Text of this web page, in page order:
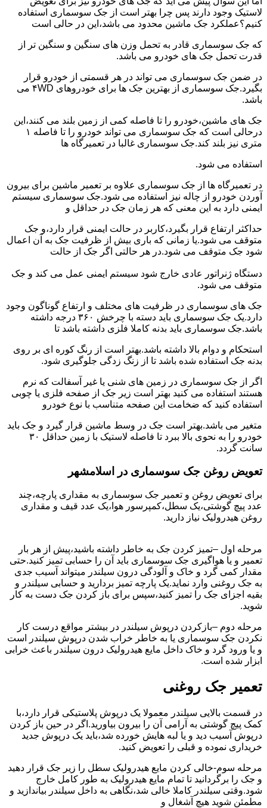
لاستیک وجود دارند پس چرا بهتر است از جک سوسماری استفاده
کنیم؟عملکرد جک ماشین محدود می باشد،این در حالی است
که جک سوسماری قادر به تحمل وزن های سنگین و سنگین تر از
قدرت تحمل جک های خودرو می باشد.
در ضمن جک سوسماری می تواند در هر قسمتی از خودرو قرار
بگیرد.جک سوسماری از بهترین جک ها برای خودروهای ۴WD می
باشد.
جک های ماشین،خودرو را تا فاصله کمی از زمین بلند می کنند،این
درحالی است که جک سوسماری می تواند خودرو را تا فاصله ۱
متری نیز بلند کند.جک سوسماری غالبا در تعمیرگاه ها
استفاده می شود.
در تعمیرگاه ها از جک سوسماری علاوه بر تعمیر ماشین برای بیرون
آوردن خودرو از چاله نیز استفاده می شود.جک سوسماری سیستم
ایمنی دارد به این معنی که هر زمان جک در حداقل و
حداکثر ارتفاع قرار بگیرد،کاربر در حالت ایمنی قرار دارد،و جک
متوقف می شود.یا زمانی که باری بیش از ظرفیت جک به آن اعمال
شود جک متوقف می شود.در هر حالتی اگر جک از حالت
دستگاه ژنراتور عادی خارج شود سیستم ایمنی عمل می کند و جک
متوقف می شود.
جک های سوسماری در ظرفیت های مختلف و ارتفاع گوناگون وجود
دارد.یک جک سوسماری باید دسته با چرخش ۳۶۰ درجه داشته
باشد.جک سوسماری باید بدنه کاملا فلزی داشته باشد تا
استحکام و دوام بالا داشته باشد.بهتر است از رنگ کوره ای بر روی
بدنه جک استفاده شده باشد تا از زنگ زدگی جلوگیری شود.
اگر از جک سوسماری در زمین های شنی یا غیر آسفالت که نرم
هستند استفاده می کنید بهتر است زیر جک از صفحه فلزی یا چوبی
استفاده کنید که ضخامت این صفحه متناسب با نوع خودرو
متغیر می باشد.بهتر است جک در وسط ماشین قرار گیرد و جک باید
خودرو را به نحوی بالا ببرد تا فاصله لاستیک با زمین حداقل ۳۰
سانت گردد.
تعویض روغن جک سوسماری در اسلامشهر
برای تعویض روغن و تعمیر جک سوسماری به مقداری پارچه،چند
عدد پیچ گوشتی،یک سطل،کمپرسور هوا،یک عدد قیف و مقداری
روغن هیدرولیک نیاز دارید.
مرحله اول –تمیز کردن جک به خاطر داشته باشید،پیش از هر بار
تعمیر و یا هواگیری جک سوسماری باید آن را حسابی تمیز کنید.حتی
مقدار کمی گرد و خاک و آلودگی درون سیلندر میتواند آسیب جدی
به جک روغنی وارد نماید.یک پارچه تمیز بردارید و حسابی سیلندر و
بقیه اجزای جک را تمیز کنید،سپس برای باز کردن جک دست به کار
شوید.
مرحله دوم –بازکردن درپوش سیلندر در بیشتر مواقع درست کار
نکردن جک سوسماری یا به خاطر خراب شدن درپوش سیلندر است
و یا ورود گرد و خاک داخل مایع هیدرولیک درون سیلندر باعث خرابی
ابزار شده است.
تعمیر جک روغنی
در قسمت بالایی سیلندر معمولا یک درپوش پلاستیکی قرار دارد،با
کمک پیچ گوشتی به آرامی آن را بیرون بیاورید.اگر در حین باز کردن
درپوش آسیب دید و یا لبه هایش خورده شد،باید یک درپوش جدید
خریداری نموده و قبلی را تعویض کنید.
مرحله سوم-خالی کردن مایع هیدرولیک سطل را زیر جک قرار دهید
و جک را برگردانید تا تمام مایع هیدرولیک به طور کامل خارج
شود.وقتی سیلندر کاملا خالی شد،نگاهی به داخل سیلندر بیاندازید و
مطمئن شوید هیچ آشغال و